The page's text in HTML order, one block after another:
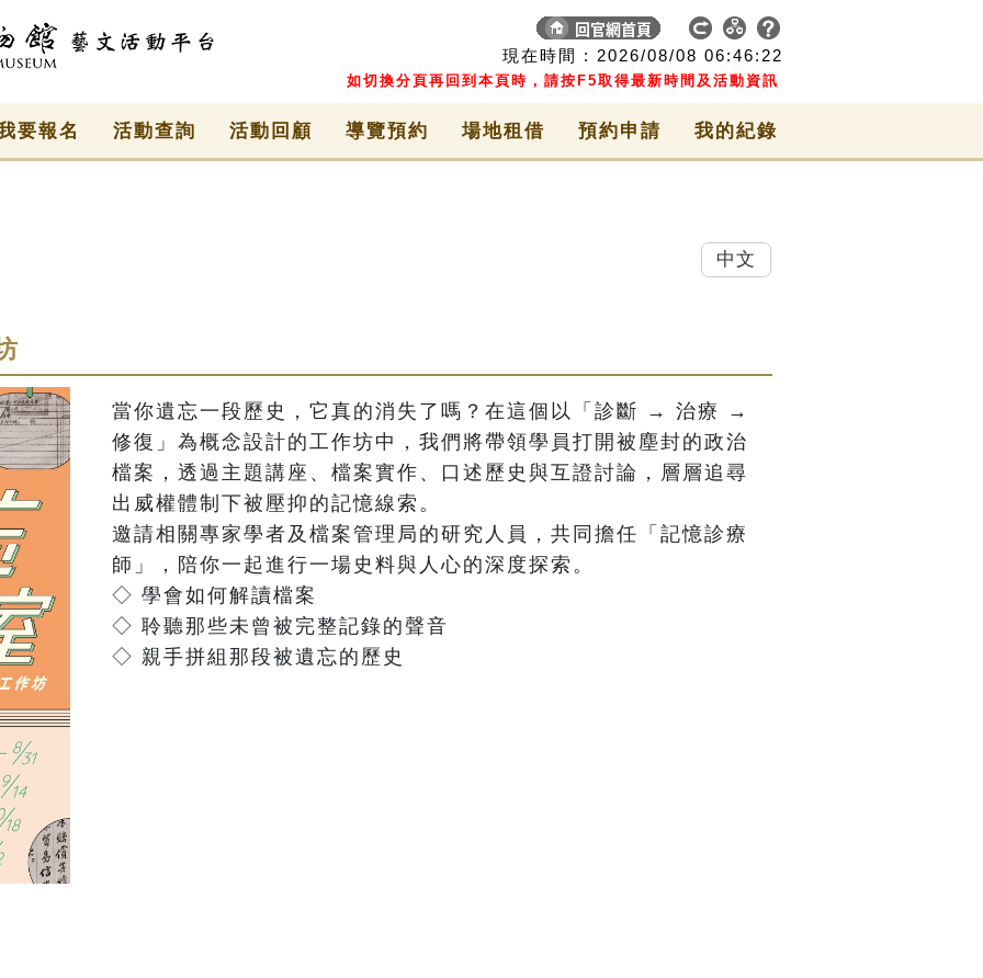
現在時間 : 2026/08/08 06:46:22
如切換分頁再回到本頁時，請按F5取得最新時間及活動資訊
要報名 活動查詢 活動回顧 導覽預約 場地租借 預約申請 我的紀錄
當你遺忘一段歷史，它真的消失了嗎？在這個以「診斷 → 治療 →
修復」為概念設計的工作坊中，我們將帶領學員打開被塵封的政治
檔案，透過主題講座、檔案實作、口述歷史與互證討論，層層追尋
出威權體制下被壓抑的記憶線索。
邀請相關專家學者及檔案管理局的研究人員，共同擔任「記憶診療
師」，陪你一起進行一場史料與人心的深度探索。
◇ 學會如何解讀檔案
◇ 聆聽那些未曾被完整記錄的聲音
◇ 親手拼組那段被遺忘的歷史